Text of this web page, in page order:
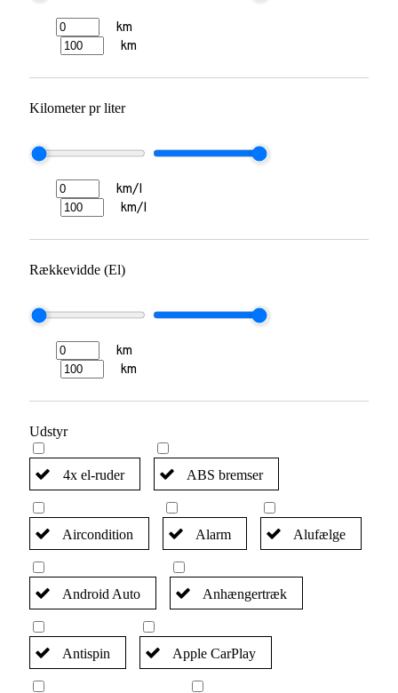
km
km
Kilometer pr liter
km/l
km/l
Rækkevidde (El)
km
km
Udstyr
4x el-ruder ABS bremser
Aircondition Alarm Alufælge
Android Auto Anhængertræk
Antispin Apple CarPlay